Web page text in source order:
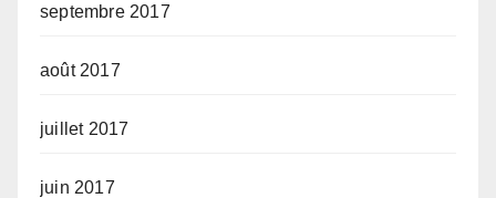
septembre 2017
août 2017
juillet 2017
juin 2017